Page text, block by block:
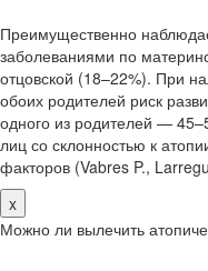
Преимущественно
заболеваниями по
отцовской (18–22%). При
обоих родителей риск
одного из родителей —
лиц со склонностью к
факторов (Vabres P.,
x
Можно ли вылечить